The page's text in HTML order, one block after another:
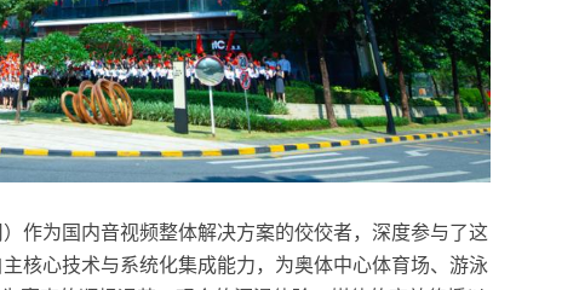
作为国内音视频整体解决方案的佼佼者，深度参与了这
核心技术与系统化集成能力，为奥体中心体育场、游泳